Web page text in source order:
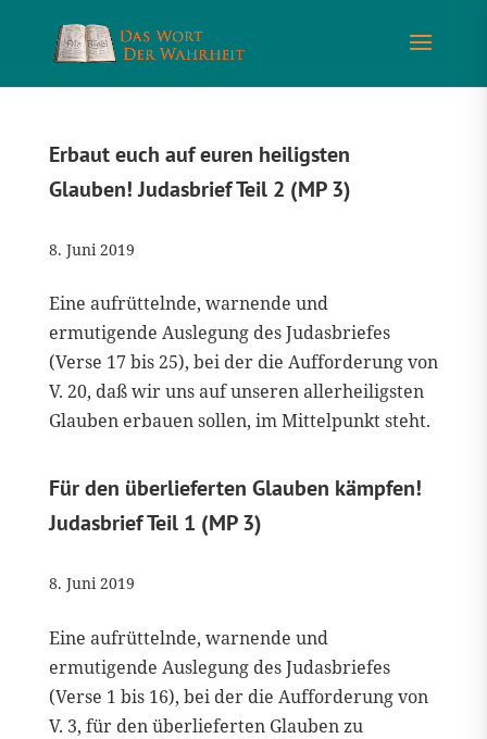
Erbaut euch auf euren heiligsten
Glauben! Judasbrief Teil 2 (MP 3)
8. Juni 2019
Eine aufrüttelnde, warnende und
ermutigende Auslegung des Judasbriefes
(Verse 17 bis 25), bei der die Aufforderung von
V. 20, daß wir uns auf unseren allerheiligsten
Glauben erbauen sollen, im Mittelpunkt steht.
Für den überlieferten Glauben kämpfen!
Judasbrief Teil 1 (MP 3)
8. Juni 2019
Eine aufrüttelnde, warnende und
ermutigende Auslegung des Judasbriefes
(Verse 1 bis 16), bei der die Aufforderung von
V. 3, für den überlieferten Glauben zu